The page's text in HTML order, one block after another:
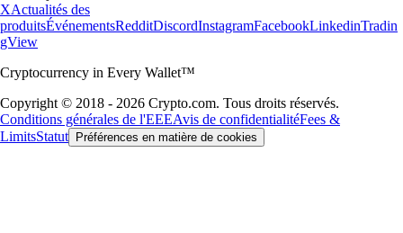
XActualités des
produitsÉvénementsRedditDiscordInstagramFacebookLinkedinTradin
gView
Cryptocurrency in Every Wallet™
Copyright © 2018 - 2026 Crypto.com. Tous droits réservés.
Conditions générales de l'EEEAvis de confidentialitéFees &
LimitsStatut Préférences en matière de cookies